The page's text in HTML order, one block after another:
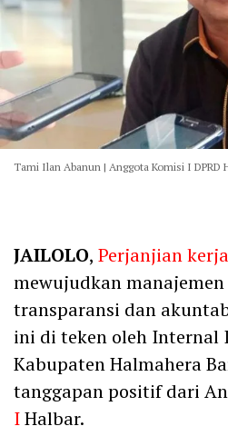
Tami Ilan Abanun | Anggota Komisi I DPRD
JAILOLO, Perjanjian kerja
mewujudkan
transparansi dan
ini di teken oleh Internal
Kabupaten Halmahera
tanggapan positif dari
IHalbar.